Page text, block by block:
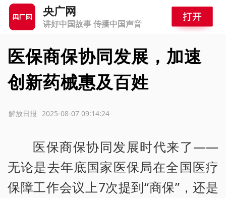
央广网
讲好中国故事 传播中国声音
医保商保协同发展，加速
创新药械惠及百姓
2025-08-07 09:14:24
解放日报
医保商保协同发展时代来了——
无论是去年底国家医保局在全国医疗
保障工作会议上7次提到“商保”，还是